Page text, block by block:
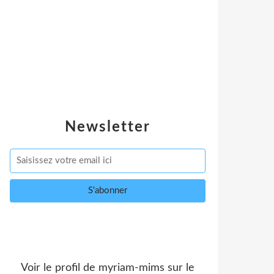
Newsletter
Voir le profil de myriam-mims sur le